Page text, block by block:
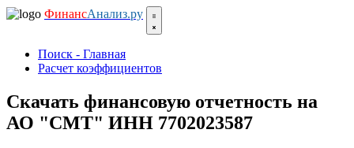
ФинансАнализ.ру
Поиск - Главная
Расчет коэффициентов
Скачать финансовую отчетность на
АО "СМТ" ИНН 7702023587